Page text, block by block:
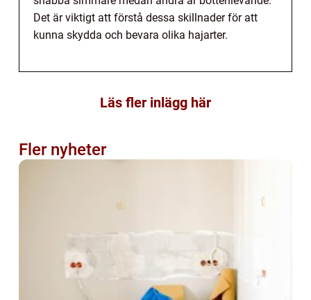
Det är viktigt att förstå dessa skillnader för att
kunna skydda och bevara olika hajarter.
Läs fler inlägg här
Fler nyheter